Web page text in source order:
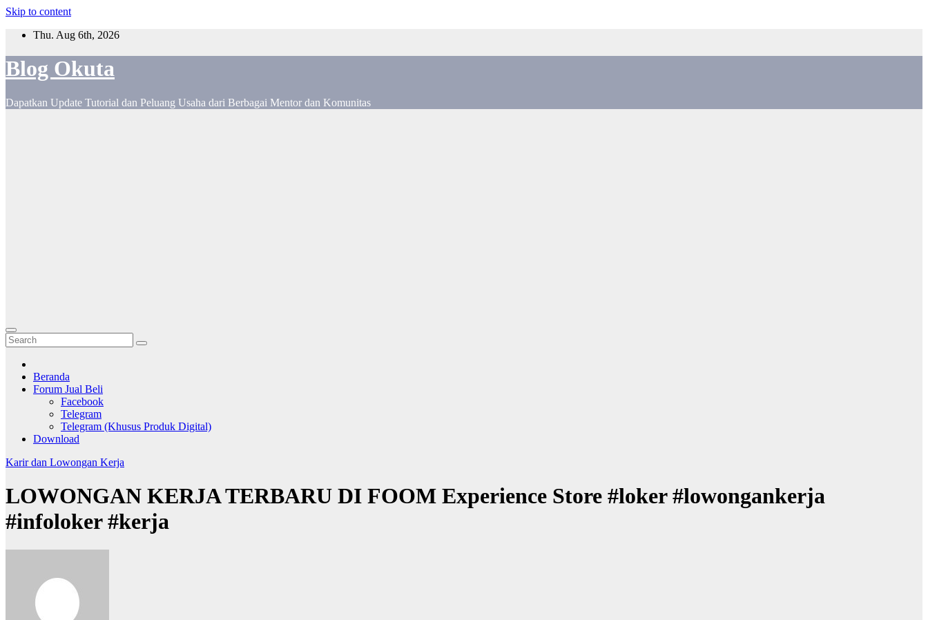
Skip to content
Thu. Aug 6th, 2026
Blog Okuta
Dapatkan Update Tutorial dan Peluang Usaha dari Berbagai Mentor dan Komunitas
Beranda
Forum Jual Beli
Facebook
Telegram
Telegram (Khusus Produk Digital)
Download
Karir dan Lowongan Kerja
LOWONGAN KERJA TERBARU DI FOOM Experience Store #loker #lowongankerja
#infoloker #kerja